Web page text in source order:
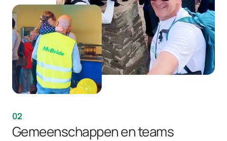
02
Gemeenschappen en teams